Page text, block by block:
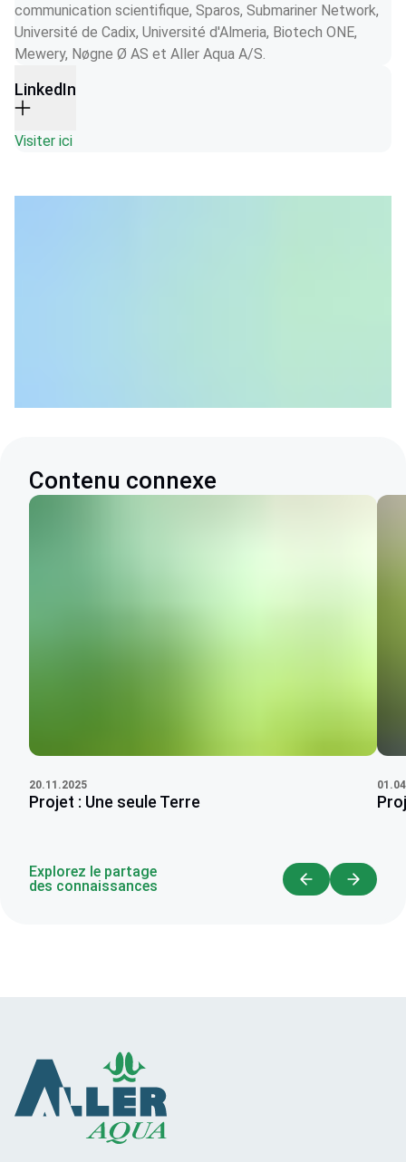
communication scientifique, Sparos, Submariner Network,
Université de Cadix, Université d'Almeria, Biotech ONE,
Mewery, Nøgne Ø AS et Aller Aqua A/S.
LinkedIn
Visiter ici
Contenu connexe
20.11.2025
Projet : Une seule Terre
Explorez le partage
des connaissances